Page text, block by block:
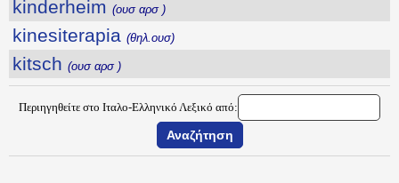
kinderheim (ουσ αρσ )
kinesiterapia (θηλ.ουσ)
kitsch (ουσ αρσ )
Περιηγηθείτε στο Ιταλο-Ελληνικό Λεξικό από: